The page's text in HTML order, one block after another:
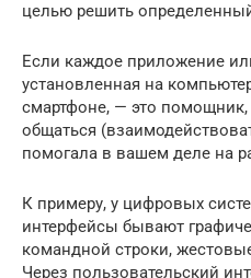
целью решить
Если каждое приложение
установленная на
смартфоне, — это
общаться
помогала в вашем деле на
К примеру, у цифровых
интерфейсы бывают
командной строки,
Через пользовательский